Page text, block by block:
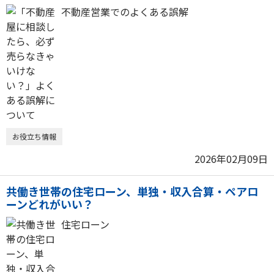
不動産営業でのよくある誤解
お役立ち情報
2026年02月09日
共働き世帯の住宅ローン、単独・収入合算・ペアロ
ーンどれがいい？
住宅ローン